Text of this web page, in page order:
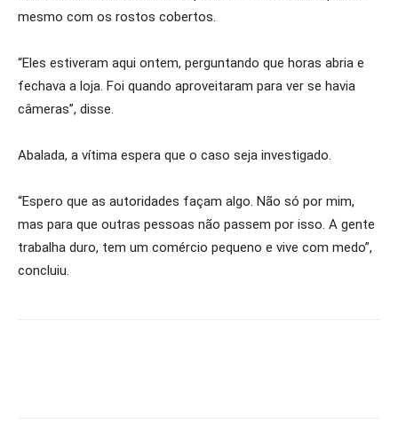
mesmo com os rostos cobertos.
“Eles estiveram aqui ontem, perguntando que horas abria e
fechava a loja. Foi quando aproveitaram para ver se havia
câmeras”, disse.
Abalada, a vítima espera que o caso seja investigado.
“Espero que as autoridades façam algo. Não só por mim,
mas para que outras pessoas não passem por isso. A gente
trabalha duro, tem um comércio pequeno e vive com medo”,
concluiu.